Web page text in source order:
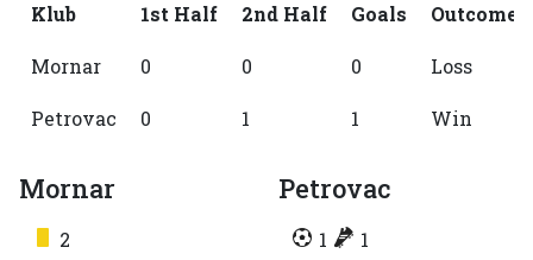
Klub 1st Half 2nd Half Goals Outcome
Mornar 0 0 0 Loss
Petrovac 0 1 1 Win
Mornar
2
Petrovac
1 1